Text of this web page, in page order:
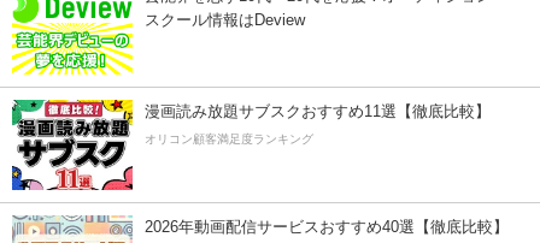
スクール情報はDeview
漫画読み放題サブスクおすすめ11選【徹底比較】
オリコン顧客満足度ランキング
2026年動画配信サービスおすすめ40選【徹底比較】